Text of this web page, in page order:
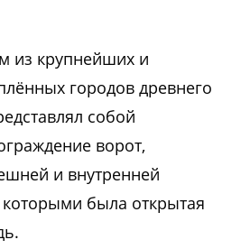
из крупнейших и
городов древнего
собой
ворот,
и внутренней
была открытая